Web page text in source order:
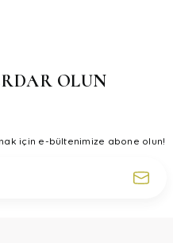
OLUN
için e-bültenimize abone olun!